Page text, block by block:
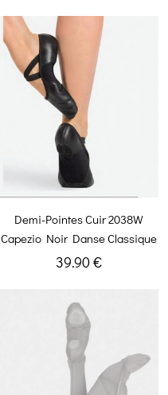
Demi-Pointes Cuir 2038W
Capezio Noir Danse Classique
39.90 €